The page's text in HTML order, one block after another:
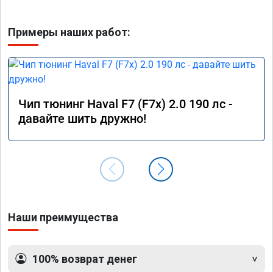
Примеры наших работ:
Чип тюнинг Haval F7 (F7x) 2.0 190 лс -
давайте шить дружно!
Наши преимущества
100% возврат денег